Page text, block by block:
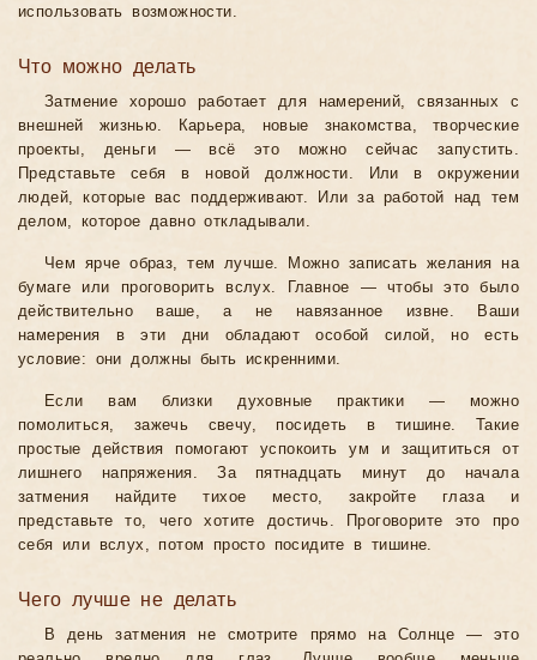
использовать возможности.
Что можно делать
Затмение хорошо работает для намерений, связанных с
внешней жизнью. Карьера, новые знакомства, творческие
проекты, деньги — всё это можно сейчас запустить.
Представьте себя в новой должности. Или в окружении
людей, которые вас поддерживают. Или за работой над тем
делом, которое давно откладывали.
Чем ярче образ, тем лучше. Можно записать желания на
бумаге или проговорить вслух. Главное — чтобы это было
действительно ваше, а не навязанное извне. Ваши
намерения в эти дни обладают особой силой, но есть
условие: они должны быть искренними.
Если вам близки духовные практики — можно
помолиться, зажечь свечу, посидеть в тишине. Такие
простые действия помогают успокоить ум и защититься от
лишнего напряжения. За пятнадцать минут до начала
затмения найдите тихое место, закройте глаза и
представьте то, чего хотите достичь. Проговорите это про
себя или вслух, потом просто посидите в тишине.
Чего лучше не делать
В день затмения не смотрите прямо на Солнце — это